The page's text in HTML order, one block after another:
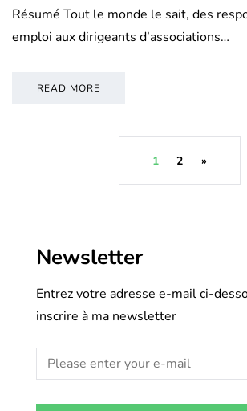
Résumé Tout le monde le sait, des
emploi aux dirigeants d’associations…
READ MORE
1 2 »
Newsletter
Entrez votre adresse e-mail ci-
inscrire à ma newsletter